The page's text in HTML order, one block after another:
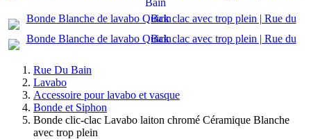
Rue Du Bain
Lavabo
Accessoire pour lavabo et vasque
Bonde et Siphon
Bonde clic-clac Lavabo laiton chromé Céramique Blanche
avec trop plein